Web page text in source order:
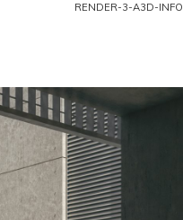
RENDER-3-A3D-